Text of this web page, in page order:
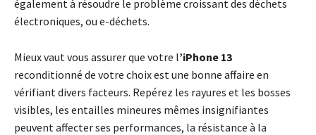
également à résoudre le problème croissant des déchets
électroniques, ou e-déchets.
Mieux vaut vous assurer que votre l’iPhone 13
reconditionné de votre choix est une bonne affaire en
vérifiant divers facteurs. Repérez les rayures et les bosses
visibles, les entailles mineures mêmes insignifiantes
peuvent affecter ses performances, la résistance à la